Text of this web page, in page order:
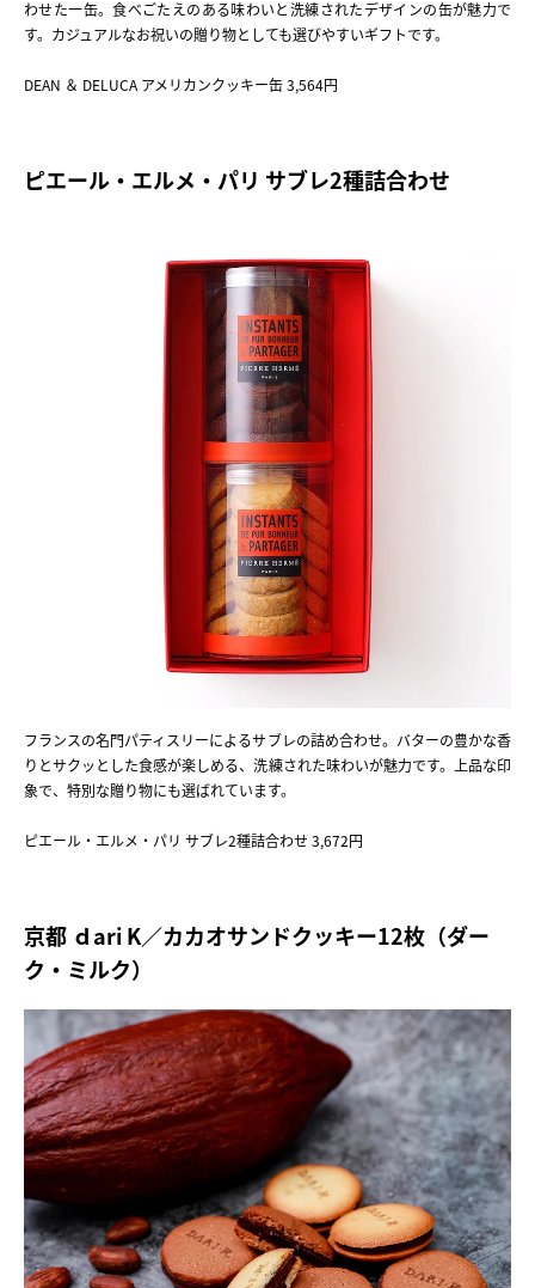
わせた一缶。食べごたえのある味わいと洗練されたデザインの缶が魅力で
す。カジュアルなお祝いの贈り物としても選びやすいギフトです。
DEAN ＆ DELUCA アメリカンクッキー缶 3,564円
ピエール・エルメ・パリ サブレ2種詰合わせ
フランスの名門パティスリーによるサブレの詰め合わせ。バターの豊かな香
りとサクッとした食感が楽しめる、洗練された味わいが魅力です。上品な印
象で、特別な贈り物にも選ばれています。
ピエール・エルメ・パリ サブレ2種詰合わせ 3,672円
京都 ｄari K／カカオサンドクッキー12枚（ダー
ク・ミルク）